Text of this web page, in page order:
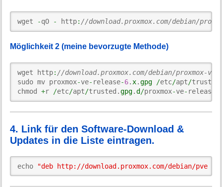
wget -qO - http: //download.proxmox.com/debian/
Möglichkeit 2 (meine bevorzugte Methode)
wget http: //download.proxmox.com/debian/
sudo mv proxmox-ve- release-6. x.gpg /etc/apt/
chmod +r /etc/apt/trusted.gpg.d /proxmox-ve- release
4. Link für den Software-Download &
Updates in die Liste eintragen.
echo "deb http://download.proxmox.com/debian/pve